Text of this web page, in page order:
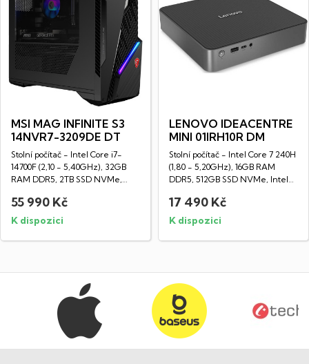
MSI MAG INFINITE S3
14NVR7-3209DE DT
Stolní počítač - Intel Core i7-
14700F (2,10 - 5,40GHz), 32GB
RAM DDR5, 2TB SSD NVMe,
55 990 Kč
K dispozici
LENOVO IDEACENTRE
MINI 01IRH10R DM
Stolní počítač - Intel Core 7 240H
(1,80 - 5,20GHz), 16GB RAM
DDR5, 512GB SSD NVMe, Intel
17 490 Kč
K dispozici